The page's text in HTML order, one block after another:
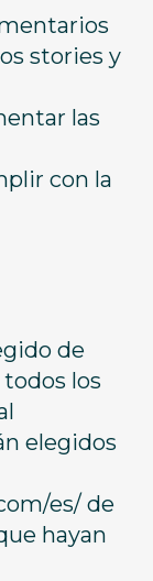
stories y
las
con la
de
los
elegidos
es/ de
hayan